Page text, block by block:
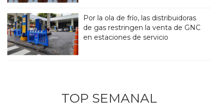
Por la ola de frío, las distribuidoras
de gas restringen la venta de GNC
en estaciones de servicio
TOP SEMANAL